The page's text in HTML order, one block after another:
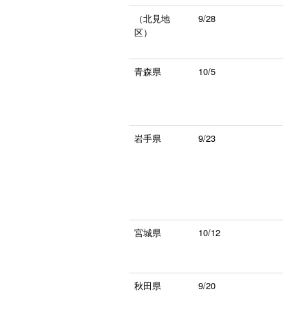
（北見地
区）
9/28
青森県
10/5
岩手県
9/23
宮城県
10/12
秋田県
9/20